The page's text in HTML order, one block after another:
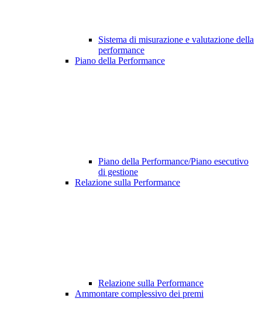
Sistema di misurazione e valutazione della
performance
Piano della Performance
Piano della Performance/Piano esecutivo
di gestione
Relazione sulla Performance
Relazione sulla Performance
Ammontare complessivo dei premi